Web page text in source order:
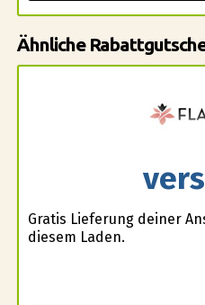
Ähnliche
Gratis Lieferung deiner
diesem Laden.